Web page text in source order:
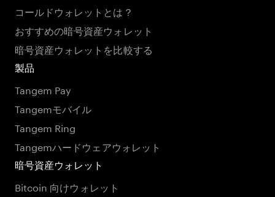
コールドウォレットとは？
おすすめの暗号資産ウォレット
暗号資産ウォレットを比較する
製品
Tangem Pay
Tangemモバイル
Tangem Ring
Tangemハードウェアウォレット
暗号資産ウォレット
Bitcoin 向けウォレット